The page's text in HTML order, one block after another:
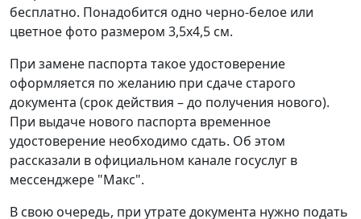
бесплатно. Понадобится одно черно-белое или
цветное фото размером 3,5x4,5 см.
При замене паспорта такое удостоверение
оформляется по желанию при сдаче старого
документа (срок действия – до получения нового).
При выдаче нового паспорта временное
удостоверение необходимо сдать. Об этом
рассказали в официальном канале госуслуг в
мессенджере "Макс".
В свою очередь, при утрате документа нужно подать